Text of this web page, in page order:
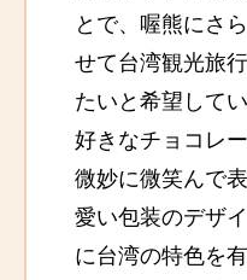
とで、喔熊にさ
せて台湾観光旅
たいと希望して
好きなチョコレ
微妙に微笑んで
愛い包装のデザ
に台湾の特色を